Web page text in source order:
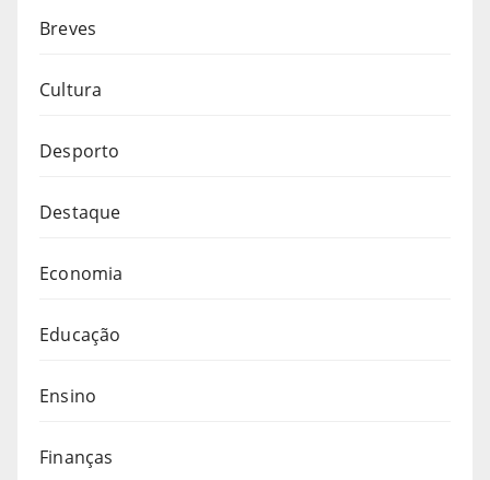
Breves
Cultura
Desporto
Destaque
Economia
Educação
Ensino
Finanças